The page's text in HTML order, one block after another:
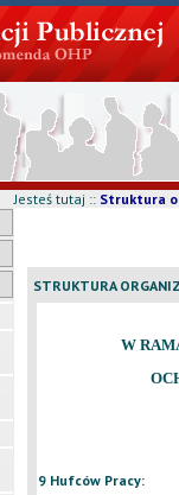
Jesteś tutaj :: Struktura
STRUKTURA
W
9 Hufców Pracy: